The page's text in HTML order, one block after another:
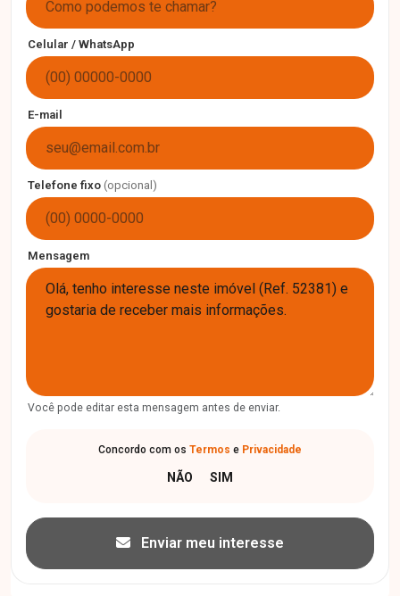
Celular / WhatsApp
E-mail
Telefone fixo (opcional)
Mensagem
Você pode editar esta mensagem antes de enviar.
Concordo com os Termos e Privacidade
Enviar meu interesse